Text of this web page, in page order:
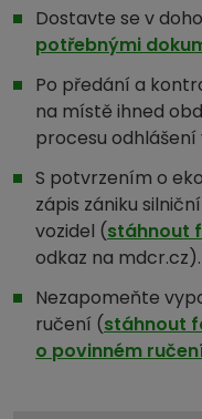
Dostavte se v
potřebnými
Po předání a
na místě ihned
procesu odhlášení
S potvrzením o
zápis zániku
vozidel (stáhnout
odkaz na mdcr.cz).
Nezapomeňte
ručení (stáhnout
o povinném